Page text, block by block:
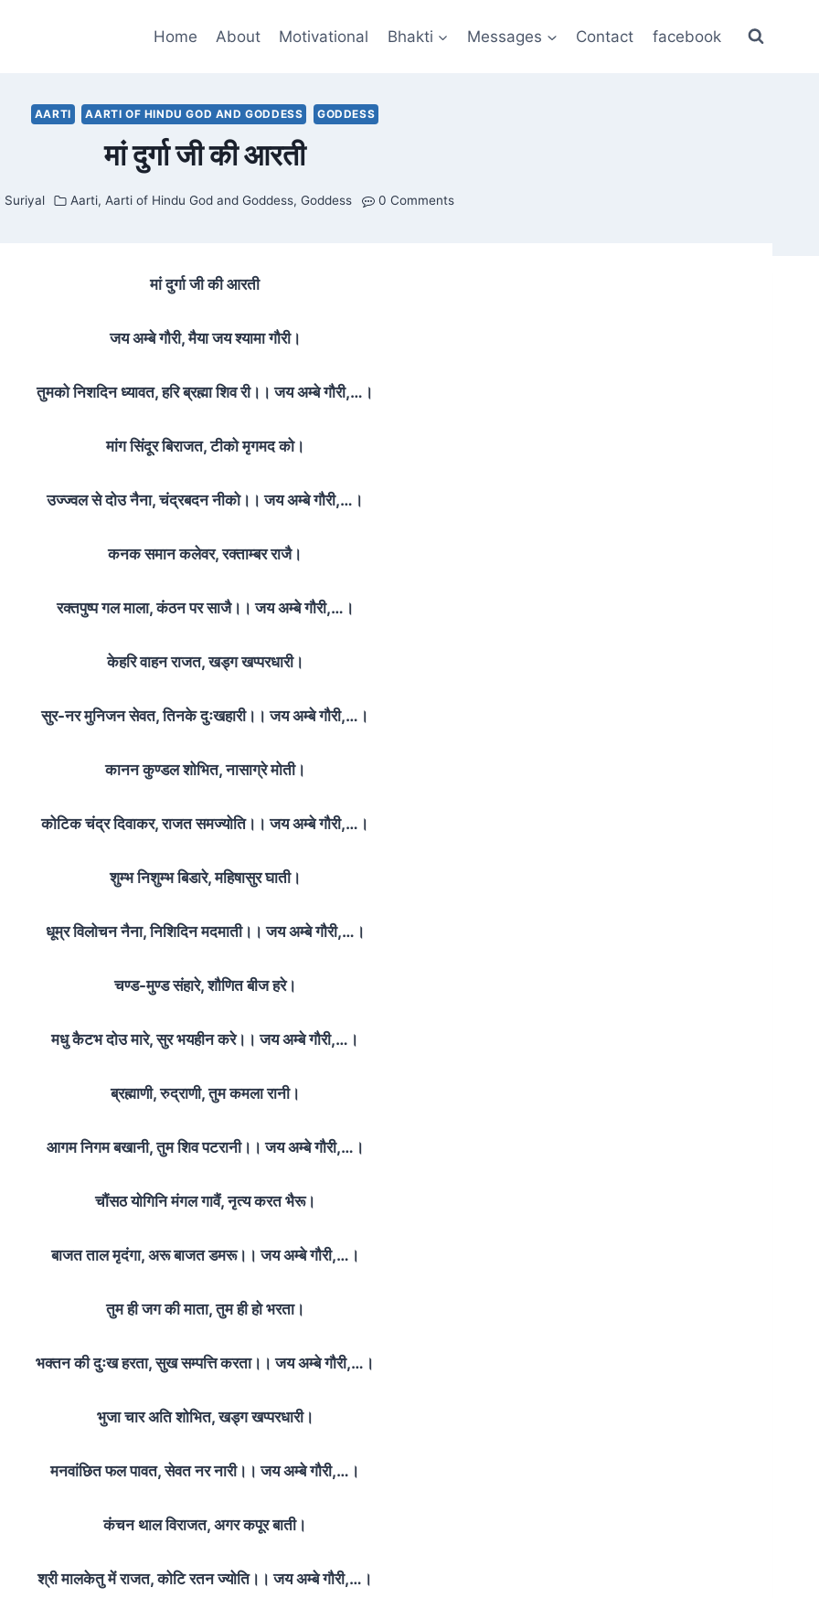
Home About Motivational Bhakti Messages Contact facebook
AARTI AARTI OF HINDU GOD AND GODDESS GODDESS
मां दुर्गा जी की आरती
Suriyal Aarti,Aarti of Hindu God and Goddess,Goddess 0 Comments
मां दुर्गा जी की आरती
जय अम्बे गौरी, मैया जय श्यामा गौरी।
तुमको निशदिन ध्यावत, हरि ब्रह्मा शिव री।। जय अम्बे गौरी,…।
मांग सिंदूर बिराजत, टीको मृगमद को।
उज्ज्वल से दोउ नैना, चंद्रबदन नीको।। जय अम्बे गौरी,…।
कनक समान कलेवर, रक्ताम्बर राजै।
रक्तपुष्प गल माला, कंठन पर साजै।। जय अम्बे गौरी,…।
केहरि वाहन राजत, खड्ग खप्परधारी।
सुर-नर मुनिजन सेवत, तिनके दुःखहारी।। जय अम्बे गौरी,…।
कानन कुण्डल शोभित, नासाग्रे मोती।
कोटिक चंद्र दिवाकर, राजत समज्योति।। जय अम्बे गौरी,…।
शुम्भ निशुम्भ बिडारे, महिषासुर घाती।
धूम्र विलोचन नैना, निशिदिन मदमाती।। जय अम्बे गौरी,…।
चण्ड-मुण्ड संहारे, शौणित बीज हरे।
मधु कैटभ दोउ मारे, सुर भयहीन करे।। जय अम्बे गौरी,…।
ब्रह्माणी, रुद्राणी, तुम कमला रानी।
आगम निगम बखानी, तुम शिव पटरानी।। जय अम्बे गौरी,…।
चौंसठ योगिनि मंगल गावैं, नृत्य करत भैरू।
बाजत ताल मृदंगा, अरू बाजत डमरू।। जय अम्बे गौरी,…।
तुम ही जग की माता, तुम ही हो भरता।
भक्तन की दुःख हरता, सुख सम्पत्ति करता।। जय अम्बे गौरी,…।
भुजा चार अति शोभित, खड्ग खप्परधारी।
मनवांछित फल पावत, सेवत नर नारी।। जय अम्बे गौरी,…।
कंचन थाल विराजत, अगर कपूर बाती।
श्री मालकेतु में राजत, कोटि रतन ज्योति।। जय अम्बे गौरी,…।